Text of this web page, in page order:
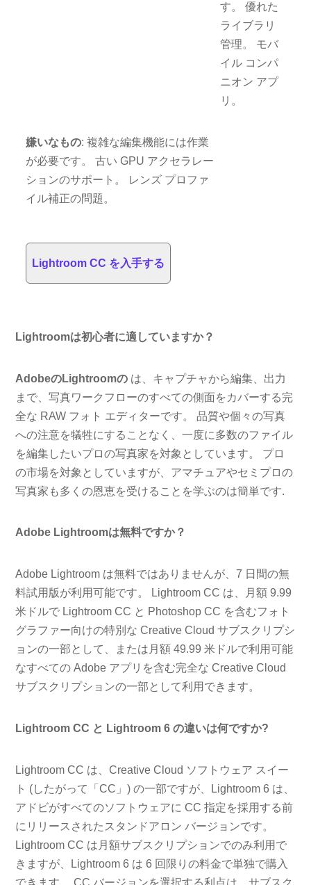
す。 優れた
ライブラリ
管理。 モバ
イル コンパ
ニオン アプ
リ。
嫌いなもの: 複雑な編集機能には作業
が必要です。 古い GPU アクセラレー
ションのサポート。 レンズ プロファ
イル補正の問題。
Lightroom CC を入手する
Lightroomは初心者に適していますか？
AdobeのLightroomの は、キャプチャから編集、出力
まで、写真ワークフローのすべての側面をカバーする完
全な RAW フォト エディターです。 品質や個々の写真
への注意を犠牲にすることなく、一度に多数のファイル
を編集したいプロの写真家を対象としています。 プロ
の市場を対象としていますが、アマチュアやセミプロの
写真家も多くの恩恵を受けることを学ぶのは簡単です.
Adobe Lightroomは無料ですか？
Adobe Lightroom は無料ではありませんが、7 日間の無
料試用版が利用可能です。 Lightroom CC は、月額 9.99
米ドルで Lightroom CC と Photoshop CC を含むフォト
グラファー向けの特別な Creative Cloud サブスクリプシ
ョンの一部として、または月額 49.99 米ドルで利用可能
なすべての Adob​​e アプリを含む完全な Creative Cloud
サブスクリプションの一部として利用できます。
Lightroom CC と Lightroom 6 の違いは何ですか?
Lightroom CC は、Creative Cloud ソフトウェア スイー
ト (したがって「CC」) の一部ですが、Lightroom 6 は、
アドビがすべてのソフトウェアに CC 指定を採用する前
にリリースされたスタンドアロン バージョンです。
Lightroom CC は月額サブスクリプションでのみ利用で
きますが、Lightroom 6 は 6 回限りの料金で単独で購入
できます。 CC バージョンを選択する利点は、サブスク